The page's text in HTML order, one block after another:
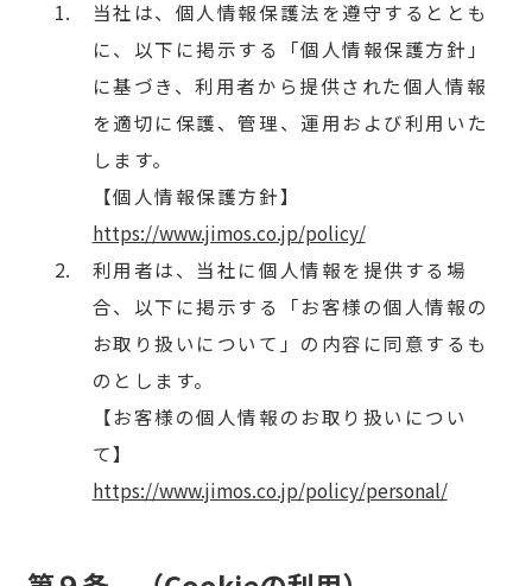
当社は、個人情報保護法を遵守するととも
に、以下に掲示する「個人情報保護方針」
に基づき、利用者から提供された個人情報
を適切に保護、管理、運用および利用いた
します。
【個人情報保護方針】
https://www.jimos.co.jp/policy/
利用者は、当社に個人情報を提供する場
合、以下に掲示する「お客様の個人情報の
お取り扱いについて」の内容に同意するも
のとします。
【お客様の個人情報のお取り扱いについ
て】
https://www.jimos.co.jp/policy/personal/